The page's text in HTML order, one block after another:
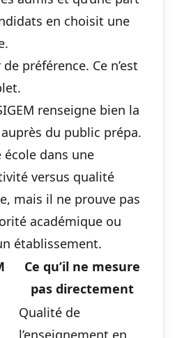
en choisit une
préférence. Ce n’est
renseigne bien la
du public prépa.
dans une
versus qualité
mais il ne prouve pas
académique ou
établissement.
Ce qu’il ne mesure
pas directement
Qualité de
l’enseignement en